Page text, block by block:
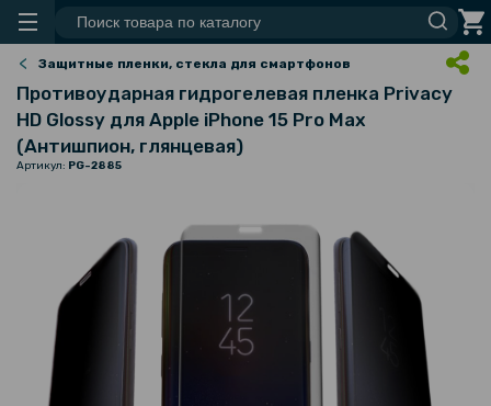
Защитные пленки, стекла для смартфонов
Противоударная гидрогелевая пленка Privacy
HD Glossy для Apple iPhone 15 Pro Max
(Антишпион, глянцевая)
Артикул: PG-2885